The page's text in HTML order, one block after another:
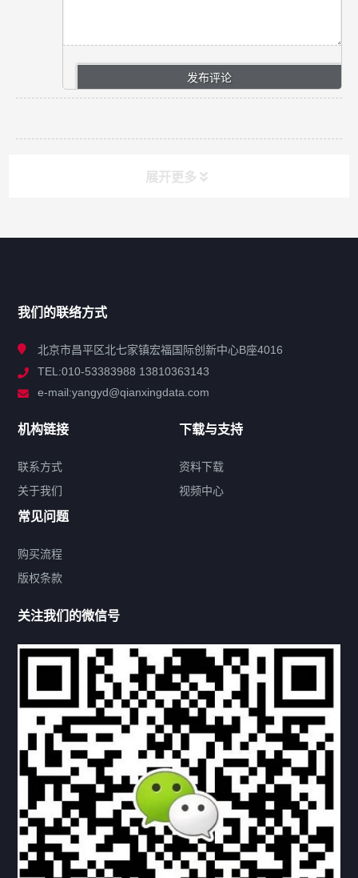
展开更多
解决方案
联系方式
热门标签
机构链接
联系方式 关于我们
下载与支持
资料下载 视频中心
常见问题
购买流程 版权条款
我们的联络方式
北京市昌平区北七家镇宏福国际创新中心B座4016
TEL:010-53383988 13810363143
e-mail:yangyd@qianxingdata.com
机构链接
联系方式
关于我们
下载与支持
资料下载
视频中心
常见问题
购买流程
版权条款
关注我们的微信号